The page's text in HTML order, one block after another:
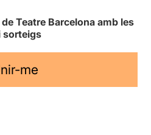
Teatre Barcelona amb les
sorteigs
me